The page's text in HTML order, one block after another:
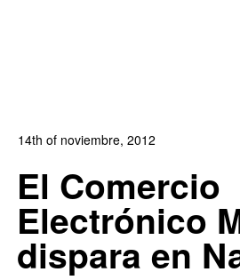
14th of noviembre, 2012
El Comercio
Electrónico
dispara en